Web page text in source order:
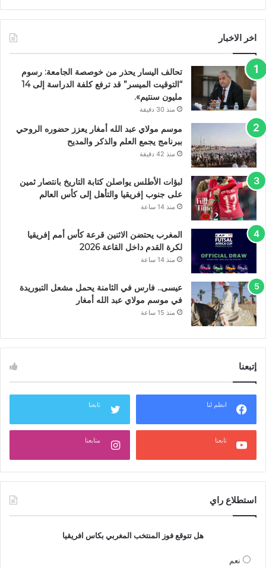
اخر الاخبار
تحالف اليسار يحذر من خوصصة الجامعة: رسوم
“التوقيت الميسر” قد ترفع كلفة الدراسة إلى 14
مليون سنتيم».
منذ 30 دقيقة
موسم مولاي عبد الله أمغار يعزز حضوره الروحي
ببرنامج يجمع العلم والذكر والمديح
منذ 42 دقيقة
لبؤات الأطلس يواصلن كتابة التاريخ بانتصار ثمين
على جنوب إفريقيا والتأهل إلى كأس العالم
منذ 14 ساعة
المغرب يحتضن الاثنين قرعة كأس أمم إفريقيا
لكرة القدم داخل القاعة 2026
منذ 14 ساعة
عيسى.. فارس في الثامنة يحمل مشعل التبوريدة
في موسم مولاي عبد الله أمغار
منذ 15 ساعة
إتبعنا
انظم لنا تابعنا
تابعنا متابعنا
استطلاع راي
هل تتوقع فوز المنتخب المغربي بكاس افريقيا
نعم